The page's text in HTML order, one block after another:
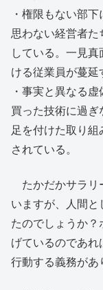
・権限もない部
思わない経営者た
している。一見
ける従業員が蔓延
・事実と異なる
買った技術に過ぎ
足を付けた取り
されている。
たかだかサラリ
いますが、人間と
たのでしょうか？
げているのであれ
行動する義務があ